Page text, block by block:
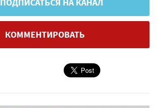
ПОДПИСАТЬСЯ НА КАНАЛ
КОММЕНТИРОВАТЬ